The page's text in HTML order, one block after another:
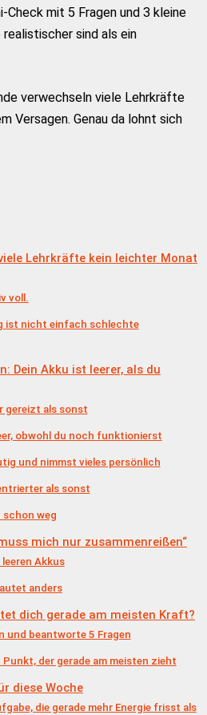
Check mit 5 Fragen und 3 kleine
sind als ein
verwechseln viele Lehrkräfte
Versagen. Genau da lohnt sich
Lehrkräfte kein leichter Monat
voll.
ist nicht einfach schlechte
Dein Akku ist leerer, als du
gereizt als sonst
obwohl du noch funktionierst
und nimmst vieles persönlich
als sonst
schon weg
mich nur zusammenreißen“
Akkus
anders
dich gerade am meisten Kraft?
und beantworte 5 Fragen
Punkt, der gerade am meisten zieht
diese Woche
die gerade mehr Energie frisst als